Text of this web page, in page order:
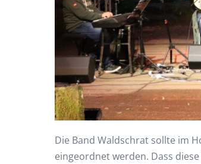
Die Band Waldschrat sollte im
eingeordnet werden. Dass